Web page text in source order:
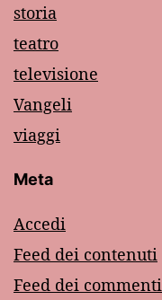
storia
teatro
televisione
Vangeli
viaggi
Meta
Accedi
Feed dei contenuti
Feed dei commenti